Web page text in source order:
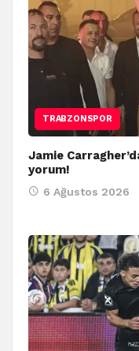
TRABZONSPOR
Jamie
yorum!
6 Ağustos 2026